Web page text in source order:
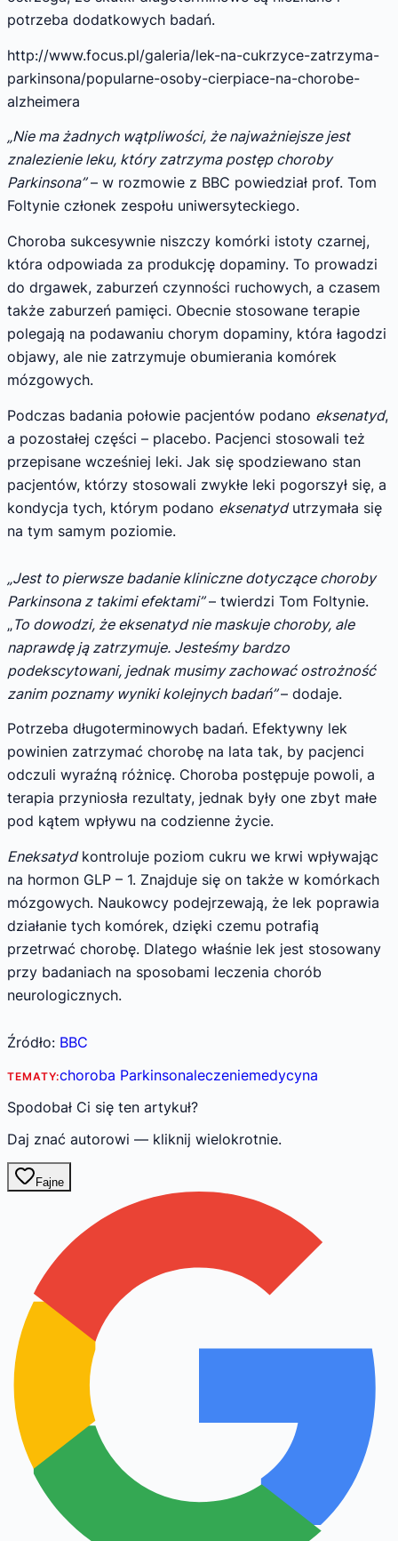
potrzeba dodatkowych badań.
http://www.focus.pl/galeria/lek-na-cukrzyce-zatrzyma-
parkinsona/popularne-osoby-cierpiace-na-chorobe-
alzheimera
„Nie ma żadnych wątpliwości, że najważniejsze jest
znalezienie leku, który zatrzyma postęp choroby
Parkinsona”– w rozmowie z BBC powiedział prof. Tom
Foltynie członek zespołu uniwersyteckiego.
Choroba sukcesywnie niszczy komórki istoty czarnej,
która odpowiada za produkcję dopaminy. To prowadzi
do drgawek, zaburzeń czynności ruchowych, a czasem
także zaburzeń pamięci. Obecnie stosowane terapie
polegają na podawaniu chorym dopaminy, która łagodzi
objawy, ale nie zatrzymuje obumierania komórek
mózgowych.
Podczas badania połowie pacjentów podano eksenatyd,
a pozostałej części – placebo. Pacjenci stosowali też
przepisane wcześniej leki. Jak się spodziewano stan
pacjentów, którzy stosowali zwykłe leki pogorszył się, a
kondycja tych, którym podano eksenatydutrzymała się
na tym samym poziomie.
„Jest to pierwsze badanie kliniczne dotyczące choroby
Parkinsona z takimi efektami”– twierdzi Tom Foltynie.
„To dowodzi, że eksenatyd nie maskuje choroby, ale
naprawdę ją zatrzymuje. Jesteśmy bardzo
podekscytowani, jednak musimy zachować ostrożność
zanim poznamy wyniki kolejnych badań”– dodaje.
Potrzeba długoterminowych badań. Efektywny lek
powinien zatrzymać chorobę na lata tak, by pacjenci
odczuli wyraźną różnicę. Choroba postępuje powoli, a
terapia przyniosła rezultaty, jednak były one zbyt małe
pod kątem wpływu na codzienne życie.
Eneksatydkontroluje poziom cukru we krwi wpływając
na hormon GLP – 1. Znajduje się on także w komórkach
mózgowych. Naukowcy podejrzewają, że lek poprawia
działanie tych komórek, dzięki czemu potrafią
przetrwać chorobę. Dlatego właśnie lek jest stosowany
przy badaniach na sposobami leczenia chorób
neurologicznych.
Źródło: BBC
TEMATY:choroba Parkinsonaleczeniemedycyna
Spodobał Ci się ten artykuł?
Daj znać autorowi — kliknij wielokrotnie.
Fajne